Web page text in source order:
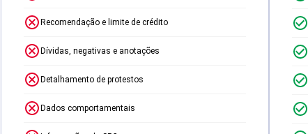
Recomendação e limite de crédito
Dívidas, negativas e anotações
Detalhamento de protestos
Dados comportamentais